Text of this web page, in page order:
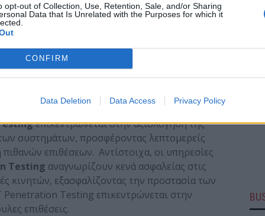
opt-out of Collection, Use, Retention, Sale, and/or Sharing
Data that Is Unrelated with the Purposes for which it
CONFIRM
Data Deletion Data Access Privacy Policy
σύνθετη και απαιτητική διαδικασία. Οι
μια κρίσιμη συνιστώσα για την επίτευξη αυτής
λύσεις που βοηθούν τους οργανισμούς να
συστήματά τους. Η Logisek παρέχει μια ευρεία
testing που συμβάλλουν στην ενίσχυση της
συμμόρφωση με τις νέες απαιτήσεις της
επικεντρώνεται στην αξιολόγηση της
συστημάτων, προσφέροντας λεπτομερείς
επιθέσεων. Αντίστοιχα, οι υπηρεσίες
Testing αναγνωρίζουν κενά ασφαλείας στις
κινητών, εξασφαλίζοντας την προστασία των
Testing επικεντρώνεται στην
επιθέσεις.